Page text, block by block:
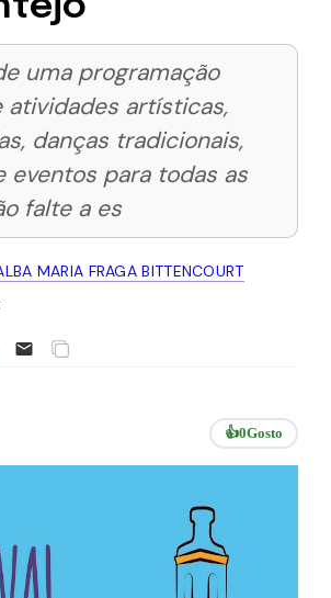
uma programação
atividades artísticas,
danças tradicionais,
eventos para todas as
falte a es
MARIA FRAGA BITTENCOURT
👍0Gosto